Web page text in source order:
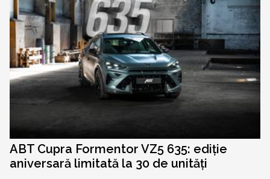
ABT Cupra Formentor VZ5 635: ediție
aniversară limitată la 30 de unități